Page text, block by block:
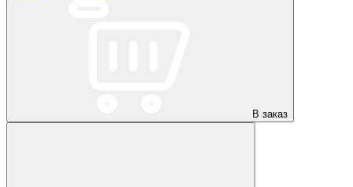
В заказ